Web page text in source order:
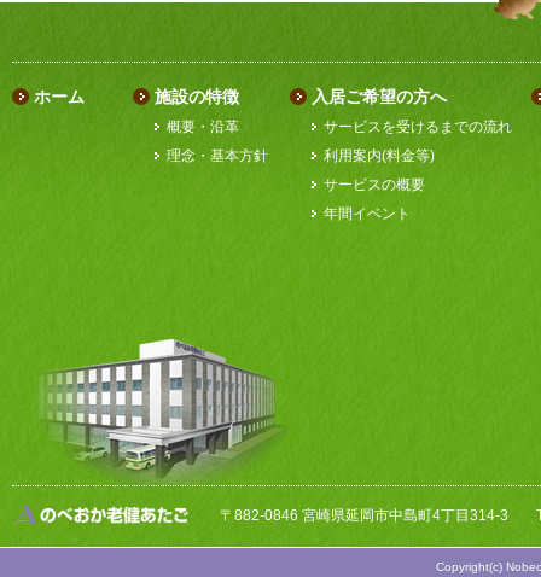
ホーム 施設の特徴
概要・沿革
理念・基本方針
入居ご希望の方へ
サービスを受けるまでの流れ
利用案内(料金等)
サービスの概要
年間イベント
〒882-0846 宮崎県延岡市中島町4丁目314-3
Copyright(c)